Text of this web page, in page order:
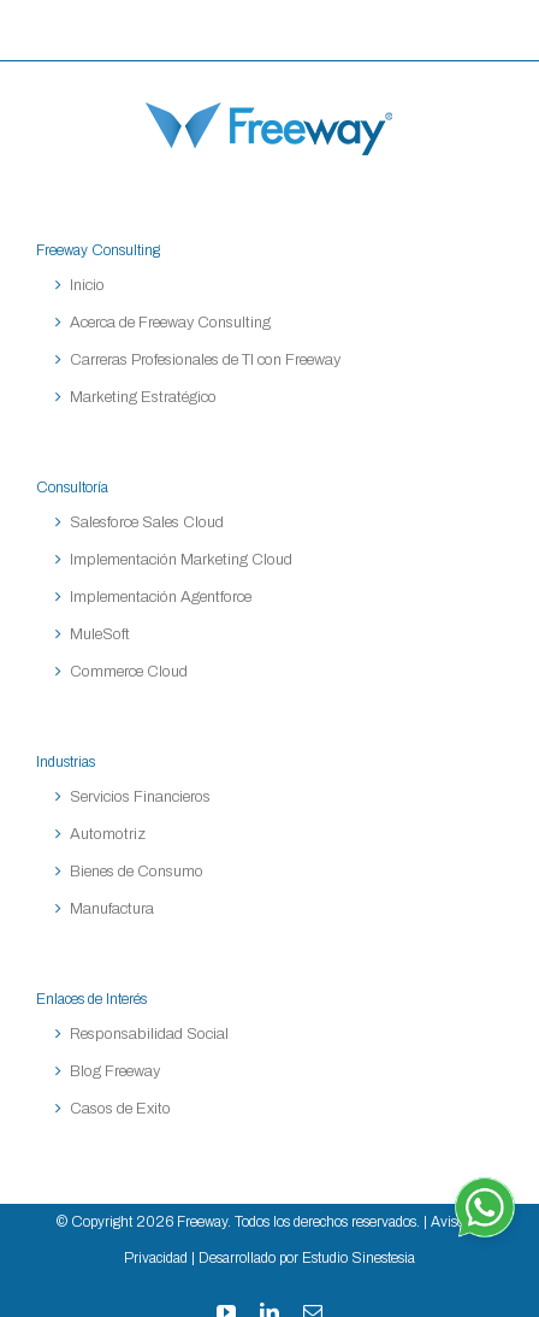
Freeway Consulting
Inicio
Acerca de Freeway Consulting
Carreras Profesionales de TI con Freeway
Marketing Estratégico
Consultoría
Salesforce Sales Cloud
Implementación Marketing Cloud
Implementación Agentforce
MuleSoft
Commerce Cloud
Industrias
Servicios Financieros
Automotriz
Bienes de Consumo
Manufactura
Enlaces de Interés
Responsabilidad Social
Blog Freeway
Casos de Exito
© Copyright 2026 Freeway. Todos los derechos reservados. | Aviso de
Privacidad | Desarrollado por Estudio Sinestesia
YouTubeLinkedInCorreo